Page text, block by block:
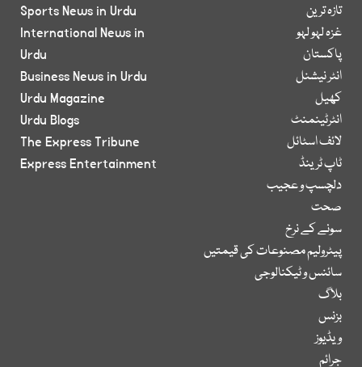
تازہ ترین
غزہ لہو لہو
پاکستان
انٹر نیشنل
کھیل
انٹرٹینمنٹ
لائف اسٹائل
ٹاپ ٹرینڈ
دلچسپ و عجیب
صحت
سونے کے نرخ
پیٹرولیم مصنوعات کی قیمتیں
سائنس و ٹیکنالوجی
بلاگ
بزنس
ویڈیوز
جرائم
Sports News in Urdu
International News in
Urdu
Business News in Urdu
Urdu Magazine
Urdu Blogs
The Express Tribune
Express Entertainment